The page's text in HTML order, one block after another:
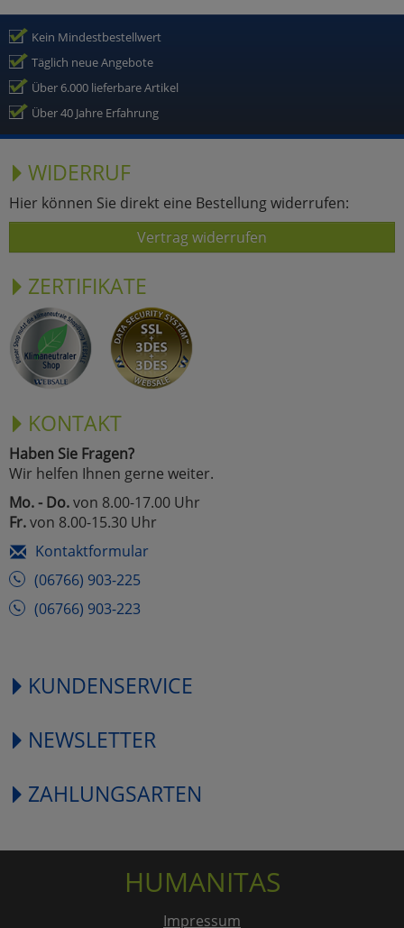
Kein Mindestbestellwert
Täglich neue Angebote
Über 6.000 lieferbare Artikel
Über 40 Jahre Erfahrung
WIDERRUF
Hier können Sie direkt eine Bestellung widerrufen:
Vertrag widerrufen
ZERTIFIKATE
KONTAKT
Haben Sie Fragen?
Wir helfen Ihnen gerne weiter.
Mo. - Do.von 8.00-17.00 Uhr
Fr.von 8.00-15.30 Uhr
Kontaktformular
(06766) 903-225
(06766) 903-223
KUNDENSERVICE
NEWSLETTER
ZAHLUNGSARTEN
HUMANITAS
Impressum